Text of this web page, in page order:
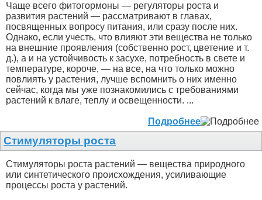
Чаще всего фитогормоны — регуляторы роста и
развития растений — рассматривают в главах,
посвященных вопросу питания, или сразу после них.
Однако, если учесть, что влияют эти вещества не только
на внешние проявления (собственно рост, цветение и т.
д.), а и на устойчивость к засухе, потребность в свете и
температуре, короче, — на все, на что только можно
повлиять у растения, лучше вспомнить о них именно
сейчас, когда мы уже познакомились с требованиями
растений к влаге, теплу и освещенности. ...
Подробнее
Стимуляторы роста
Стимуляторы роста растений — вещества природного
или синтетического происхождения, усиливающие
процессы роста у растений.